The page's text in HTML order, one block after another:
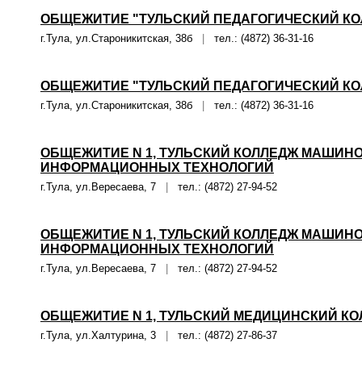
ОБЩЕЖИТИЕ "ТУЛЬСКИЙ ПЕДАГОГИЧЕСКИЙ
г.Тула, ул.Староникитская, 38б тел.: (4872) 36-31-16
ОБЩЕЖИТИЕ "ТУЛЬСКИЙ ПЕДАГОГИЧЕСКИЙ
г.Тула, ул.Староникитская, 38б тел.: (4872) 36-31-16
ОБЩЕЖИТИЕ N 1, ТУЛЬСКИЙ КОЛЛЕДЖ
ИНФОРМАЦИОННЫХ ТЕХНОЛОГИЙ
г.Тула, ул.Вересаева, 7 тел.: (4872) 27-94-52
ОБЩЕЖИТИЕ N 1, ТУЛЬСКИЙ КОЛЛЕДЖ
ИНФОРМАЦИОННЫХ ТЕХНОЛОГИЙ
г.Тула, ул.Вересаева, 7 тел.: (4872) 27-94-52
ОБЩЕЖИТИЕ N 1, ТУЛЬСКИЙ МЕДИЦИНСКИЙ
г.Тула, ул.Халтурина, 3 тел.: (4872) 27-86-37